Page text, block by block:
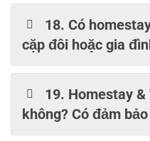
18. Có
cặp đôi hoặc gia
19. Homestay
không? Có đảm